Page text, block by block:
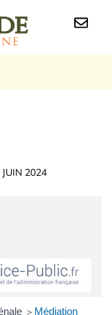
sur
2024
> Médiation